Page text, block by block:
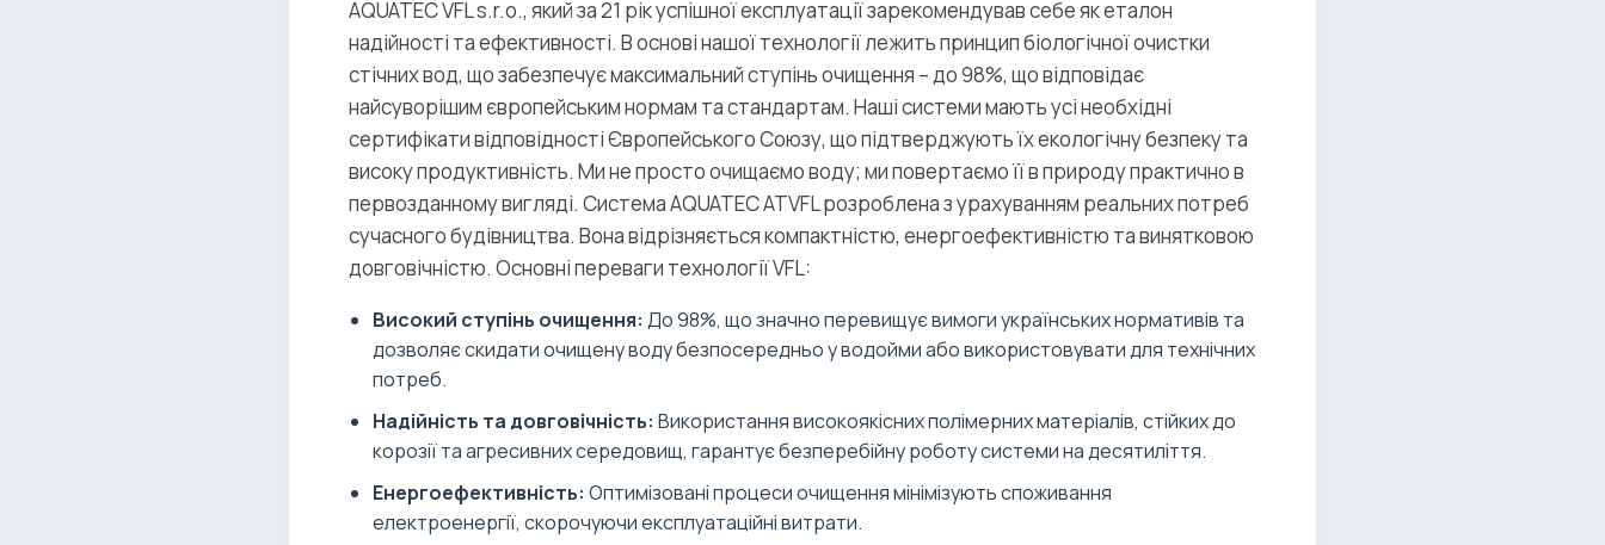
AQUATEC VFL s.r.o., який за 21 рік успішної експлуатації зарекомендував себе як еталон
надійності та ефективності. В основі нашої технології лежить принцип біологічної очистки
стічних вод, що забезпечує максимальний ступінь очищення – до 98%, що відповідає
найсуворішим європейським нормам та стандартам. Наші системи мають усі необхідні
сертифікати відповідності Європейського Союзу, що підтверджують їх екологічну безпеку та
високу продуктивність. Ми не просто очищаємо воду; ми повертаємо її в природу практично в
первозданному вигляді. Система AQUATEC ATVFL розроблена з урахуванням реальних потреб
сучасного будівництва. Вона відрізняється компактністю, енергоефективністю та винятковою
довговічністю. Основні переваги технології VFL:
Високий ступінь очищення: До 98%, що значно перевищує вимоги українських нормативів та
дозволяє скидати очищену воду безпосередньо у водойми або використовувати для технічних
потреб.
Надійність та довговічність: Використання високоякісних полімерних матеріалів, стійких до
корозії та агресивних середовищ, гарантує безперебійну роботу системи на десятиліття.
Енергоефективність: Оптимізовані процеси очищення мінімізують споживання
електроенергії, скорочуючи експлуатаційні витрати.